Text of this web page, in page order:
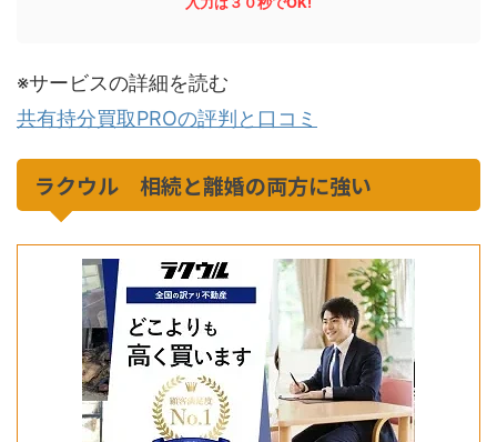
※サービスの詳細を読む
共有持分買取PROの評判と口コミ
ラクウル 相続と離婚の両方に強い